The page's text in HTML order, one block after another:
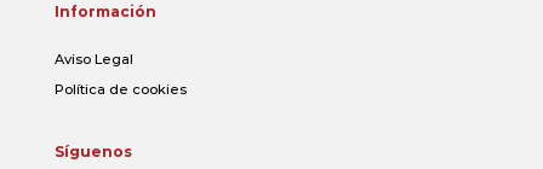
Información
Aviso Legal
Política de cookies
Síguenos